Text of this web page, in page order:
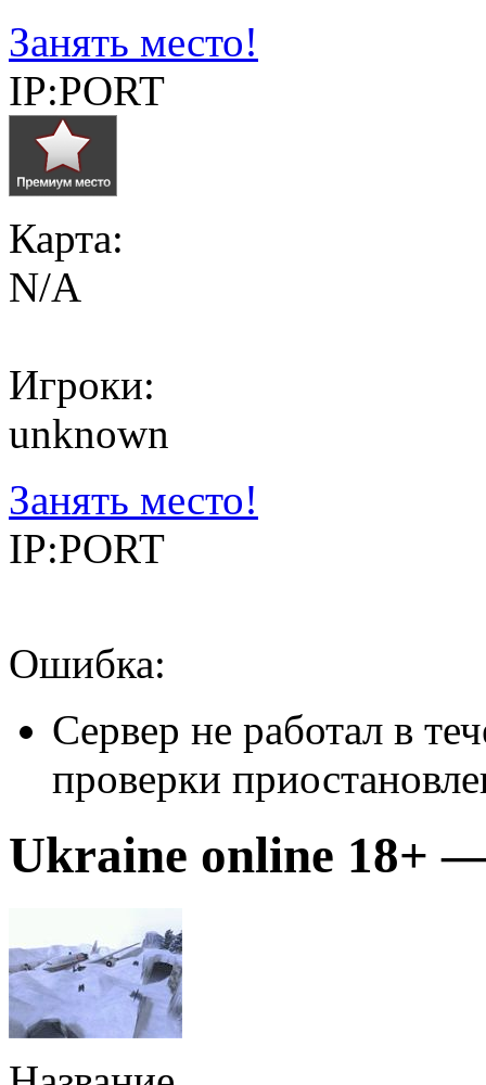
Занять место!
IP:PORT
Карта:
N/A
Игроки:
unknown
Занять место!
IP:PORT
Ошибка:
Сервер не работал в
проверки
Ukraine online 18+